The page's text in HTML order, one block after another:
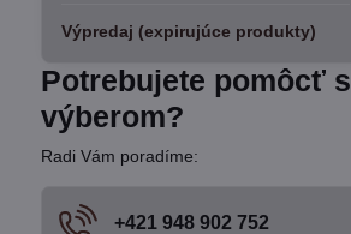
Výpredaj (expirujúce produkty)
Potrebujete pomôcť s
výberom?
Radi Vám poradíme:
+421 948 902 752